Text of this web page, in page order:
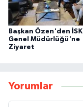
Başkan Özen'den İSKİ
Genel Müdürlüğü'ne
Ziyaret
Yorumlar